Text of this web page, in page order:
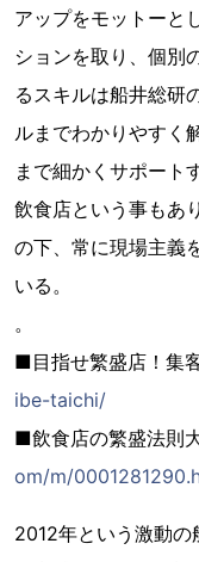
アップをモットーと
ションを取り、個別
るスキルは船井総研
ルまでわかりやすく
まで細かくサポート
飲食店という事もあ
の下、常に現場主義
いる。
。
■目指せ繁盛店！集
ibe-taichi/
■飲食店の繁盛法則
om/m/
2012年という激動の